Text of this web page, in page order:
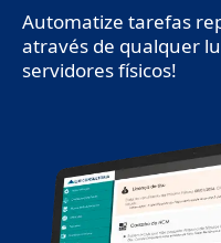
Automatize tarefas
através de qualquer
servidores físicos!